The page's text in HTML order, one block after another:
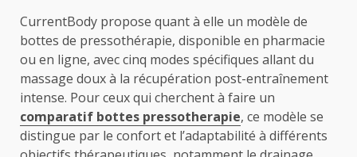
CurrentBody propose quant à elle un modèle de
bottes de pressothérapie, disponible en pharmacie
ou en ligne, avec cinq modes spécifiques allant du
massage doux à la récupération post-entraînement
intense. Pour ceux qui cherchent à faire un
comparatif bottes pressotherapie, ce modèle se
distingue par le confort et l’adaptabilité à différents